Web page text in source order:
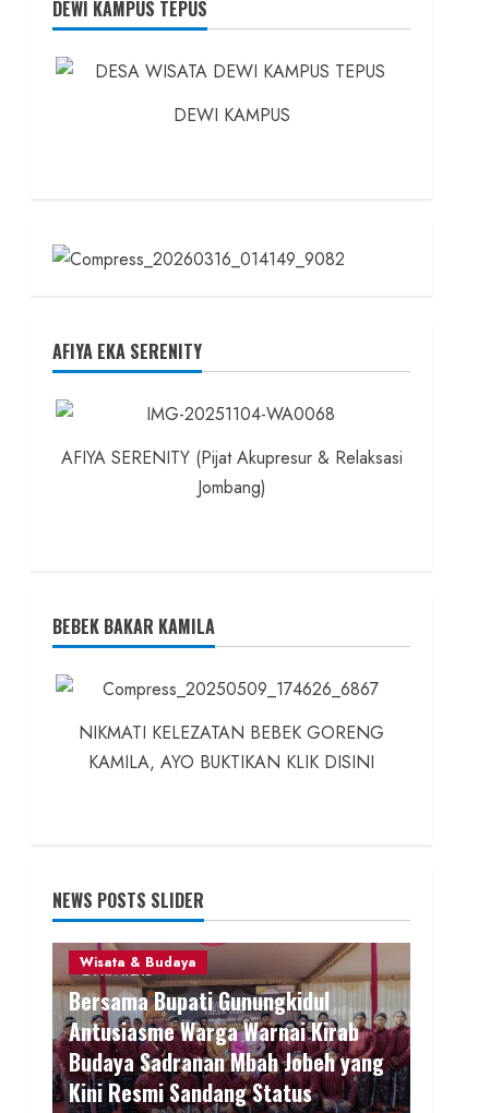
Dokter
dan
DEWI KAMPUS TEPUS
DEWI KAMPUS
AFIYA EKA SERENITY
AFIYA SERENITY (Pijat Akupresur & Relaksasi
Jombang)
BEBEK BAKAR KAMILA
NIKMATI KELEZATAN BEBEK GORENG
KAMILA, AYO BUKTIKAN KLIK DISINI
NEWS POSTS SLIDER
2 MIN READ
Wisata & Budaya
Bersama Bupati Gunungkidul
Antusiasme Warga Warnai Kirab
Budaya Sadranan Mbah Jobeh yang
Kini Resmi Sandang Status